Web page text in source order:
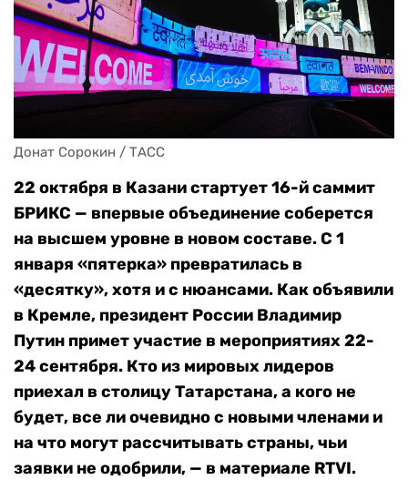
Донат Сорокин / ТАСС
22 октября в Казани стартует 16-й саммит
БРИКС — впервые объединение соберется
на высшем уровне в новом составе. С 1
января «пятерка» превратилась в
«десятку», хотя и с нюансами. Как объявили
в Кремле, президент России Владимир
Путин примет участие в мероприятиях 22-
24 сентября. Кто из мировых лидеров
приехал в столицу Татарстана, а кого не
будет, все ли очевидно с новыми членами и
на что могут рассчитывать страны, чьи
заявки не одобрили, — в материале RTVI.